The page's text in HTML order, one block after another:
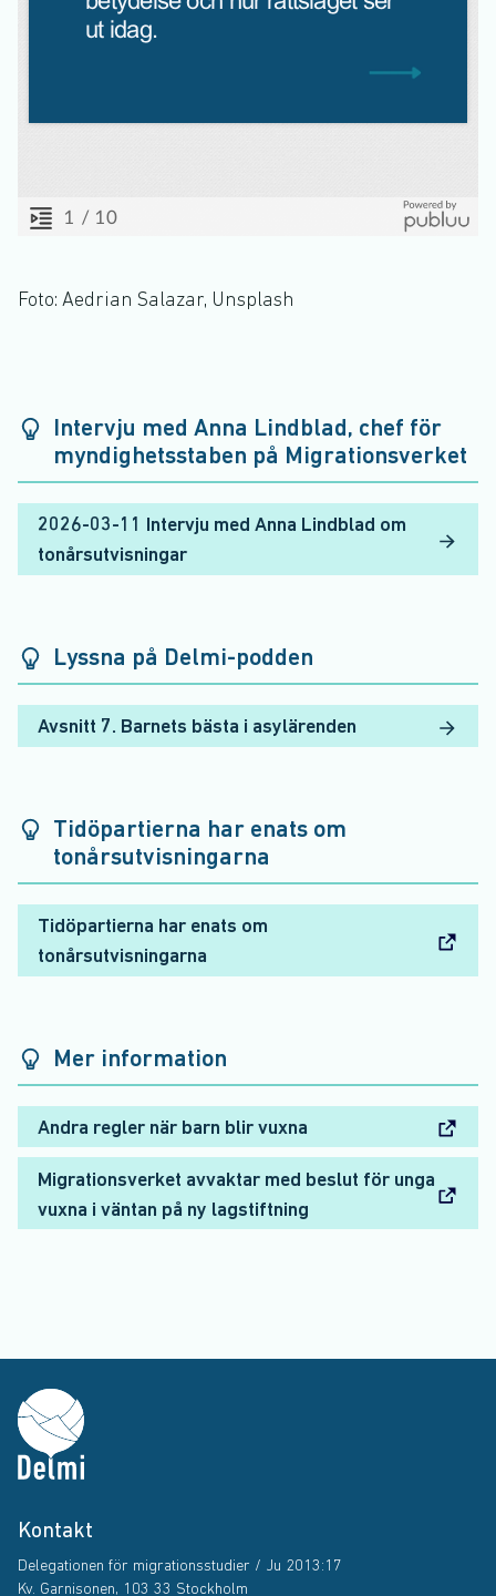
Foto: Aedrian Salazar, Unsplash
Intervju med Anna Lindblad, chef för
myndighetsstaben på Migrationsverket
2026-03-11 Intervju med Anna Lindblad om
tonårsutvisningar
Lyssna på Delmi-podden
Avsnitt 7. Barnets bästa i asylärenden
Tidöpartierna har enats om
tonårsutvisningarna
Tidöpartierna har enats om
tonårsutvisningarna
Mer information
Andra regler när barn blir vuxna
Migrationsverket avvaktar med beslut för unga
vuxna i väntan på ny lagstiftning
Kontakt
Delegationen för migrationsstudier / Ju 2013:17
Kv. Garnisonen, 103 33 Stockholm